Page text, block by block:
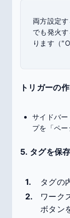
両方設定
でも発火
ります（
トリガーの
サイドバ
プを「ペ
5. タグを保
タグの
ワーク
ボタン